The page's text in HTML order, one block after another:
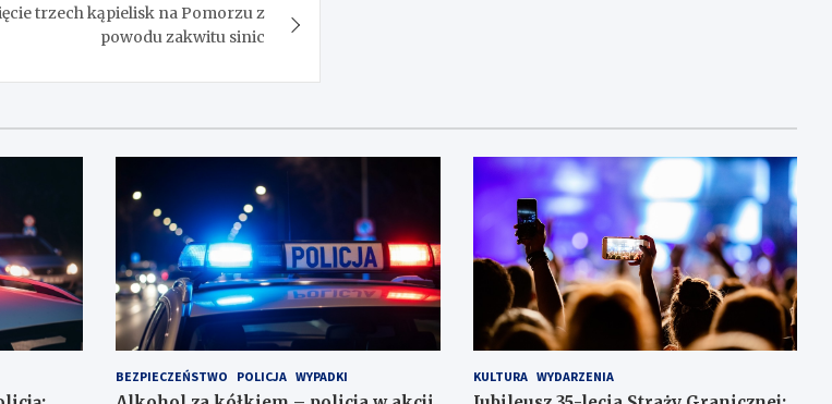
trzech kąpielisk na Pomorzu z
powodu zakwitu sinic
BEZPIECZEŃSTWO POLICJA WYPADKI KULTURA WYDARZENIA